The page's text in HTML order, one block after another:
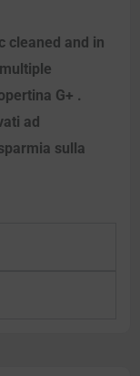
cleaned and in
G+ .
ad
sulla